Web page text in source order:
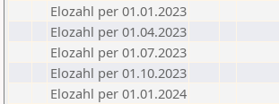
Elozahl per 01.01.2023
Elozahl per 01.04.2023
Elozahl per 01.07.2023
Elozahl per 01.10.2023
Elozahl per 01.01.2024